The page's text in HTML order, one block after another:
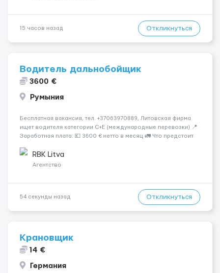
15 часов назад Откликнуться
Водитель дальнобойщик
3600 €
Румыния
Бесплатная вакансия, тел. +37063970889, Литовская фирма
ищет водителя категории C+E (международные перевозки) 📍
Заработная плата: 💶 3600 € нетто в месяц 🚛 Что предстоит
рефрижераторах. В среднем 400–500 км в день. Погрузки и
разгрузки...
RBK Litva
Агентство
54 секунды назад Откликнуться
Крановщик
14 €
Германия